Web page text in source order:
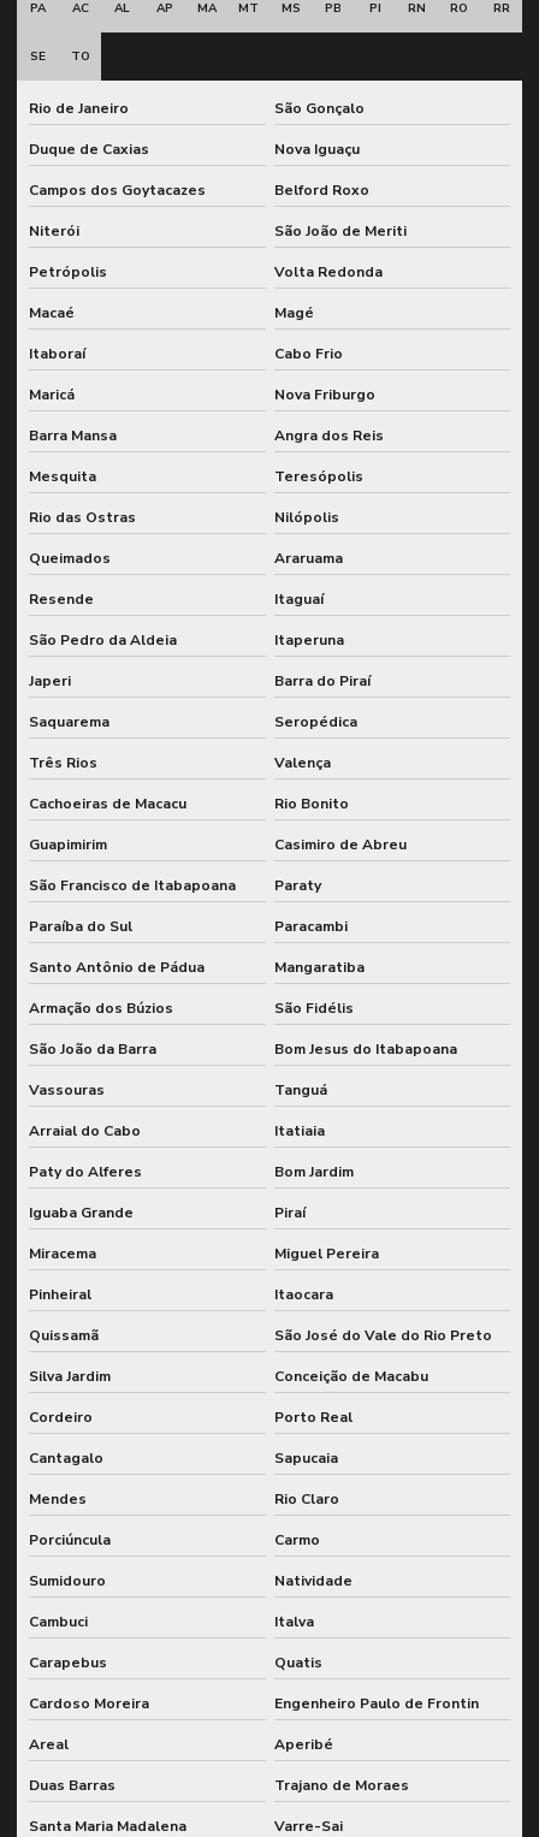
Gestão de ativos industriais com pcm sap
Gestão de confiabilidade industrial
Gestão de indicadores kpis
Gestão de indicadores de manutenção
Gestão integrada de manutenção e pcm
Gestão de lubrificação para redução de falhas
Gestão de lubrificação de sistemas industriais
Gestão de sobressalentes
Indicadores de desempenho de manutenção
Inspeção e análise de sistemas de engrenagem
Inspeção caldeira nr 13
Inspeção de caldeiras e vasos de pressão
Inspeção detalhada de moinhos industriais
Inspeção e diagnóstico de moinhos industriais
Inspeção de engrenamento de moinhos
Inspeção de moinhos e sistemas de engrenagem
Inspeção nr 13 para vasos de pressão
Inspeção nr 20
Inspeção nr12 para equipamentos industriais
Inspeção nr12 para máquinas e equipamentos
Inspeção nr13
Inspeção nr13 em equipamentos industriais
Inspeção nr13 para vasos de pressão
Inspeção de segurança nr 13
Inspeção de sistemas de engrenagem para fábricas
Inspeção de sistemas de engrenagem em moinhos
Inspeção de sistemas de engrenamento de moinhos industriais
Inspeção de sistemas de rotação e engrenagem
Inspeção de sistemas rotativos e de engrenagem
Inspeção de sistemas de transmissão em moinhos
Inspeção de solda n1
Inspeção de soldagem
Inspeção de soldas
PA AC AL AP MA MT MS PB PI RN RO RR
SE TO
Rio de Janeiro São Gonçalo
Duque de Caxias Nova Iguaçu
Campos dos Goytacazes Belford Roxo
Niterói São João de Meriti
Petrópolis Volta Redonda
Macaé Magé
Itaboraí Cabo Frio
Maricá Nova Friburgo
Barra Mansa Angra dos Reis
Mesquita Teresópolis
Rio das Ostras Nilópolis
Queimados Araruama
Resende Itaguaí
São Pedro da Aldeia Itaperuna
Japeri Barra do Piraí
Saquarema Seropédica
Três Rios Valença
Cachoeiras de Macacu Rio Bonito
Guapimirim Casimiro de Abreu
São Francisco de Itabapoana Paraty
Paraíba do Sul Paracambi
Santo Antônio de Pádua Mangaratiba
Armação dos Búzios São Fidélis
São João da Barra Bom Jesus do Itabapoana
Vassouras Tanguá
Arraial do Cabo Itatiaia
Paty do Alferes Bom Jardim
Iguaba Grande Piraí
Miracema Miguel Pereira
Pinheiral Itaocara
Quissamã São José do Vale do Rio Preto
Silva Jardim Conceição de Macabu
Cordeiro Porto Real
Cantagalo Sapucaia
Mendes Rio Claro
Porciúncula Carmo
Sumidouro Natividade
Cambuci Italva
Carapebus Quatis
Cardoso Moreira Engenheiro Paulo de Frontin
Areal Aperibé
Duas Barras Trajano de Moraes
Santa Maria Madalena Varre-Sai